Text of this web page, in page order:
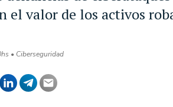
el valor de los activos
• Ciberseguridad